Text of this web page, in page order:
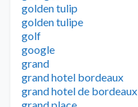
golden tulip
golden tulipe
golf
google
grand
grand hotel bordeaux
grand hotel de bordeaux